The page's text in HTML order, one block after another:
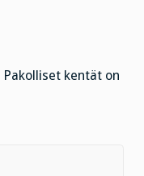
Pakolliset kentät on